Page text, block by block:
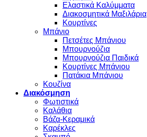
Ελαστικά Καλύμματα
Διακοσμητικά Μαξιλάρια
Κουρτίνες
Μπάνιο
Πετσέτες Μπάνιου
Μπουρνούζια
Μπουρνούζια Παιδικά
Κουρτίνες Μπάνιου
Πατάκια Μπάνιου
Κουζίνα
Διακόσμηση
Φωτιστικά
Καλάθια
Βάζα-Κεραμικά
Καρέκλες